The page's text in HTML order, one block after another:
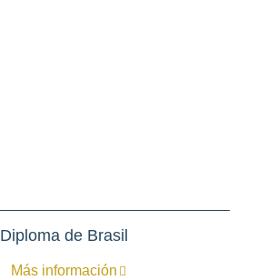
Diploma de Brasil
Más información